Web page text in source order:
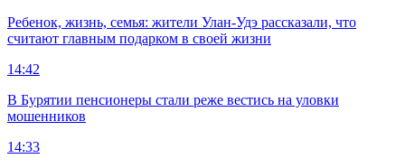
Ребенок, жизнь, семья: жители Улан-Удэ рассказали, что
считают главным подарком в своей жизни
14:42
В Бурятии пенсионеры стали реже вестись на уловки
мошенников
14:33